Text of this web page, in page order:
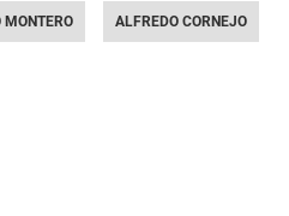
MONTERO ALFREDO CORNEJO